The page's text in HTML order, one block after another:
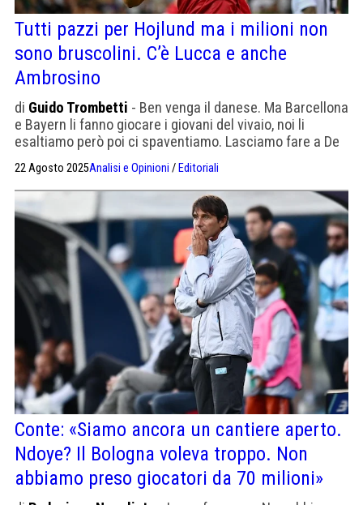
Tutti pazzi per Hojlund ma i milioni non
sono bruscolini. C’è Lucca e anche
Ambrosino
di Guido Trombetti - Ben venga il danese. Ma Barcellona
e Bayern li fanno giocare i giovani del vivaio, noi li
esaltiamo però poi ci spaventiamo. Lasciamo fare a De
Laurentiis
22 Agosto 2025Analisi e Opinioni /Editoriali
Conte: «Siamo ancora un cantiere aperto.
Ndoye? Il Bologna voleva troppo. Non
abbiamo preso giocatori da 70 milioni»